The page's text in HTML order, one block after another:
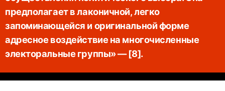
предполагает в лаконичной, легко
запоминающейся и оригинальной форме
адресное воздействие на многочисленные
электоральные группы» — [8].